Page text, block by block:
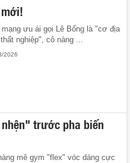
mạng ưu ái gọi Lê Bống là "cơ địa
nghiệp", cô nàng ...
2026
trước pha biến
mê gym "flex" vóc dáng cực